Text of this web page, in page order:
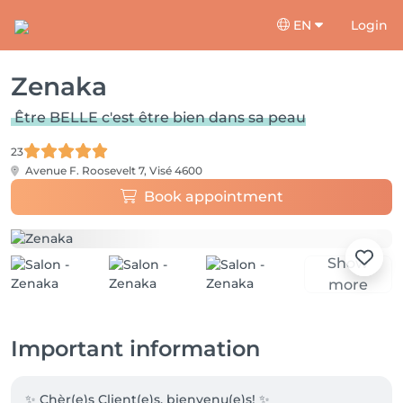
EN Login
Zenaka
Être BELLE c'est être bien dans sa peau
23
Avenue F. Roosevelt 7, Visé 4600
Book appointment
Show
more
Important information
✨ Chèr(e)s Client(e)s, bienvenu(e)s! ✨